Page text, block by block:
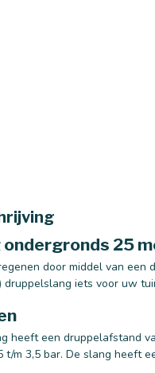
ondergronds 25
door middel van een
druppelslang iets voor uw
heeft een druppelafstand
t/m 3,5 bar. De slang heeft